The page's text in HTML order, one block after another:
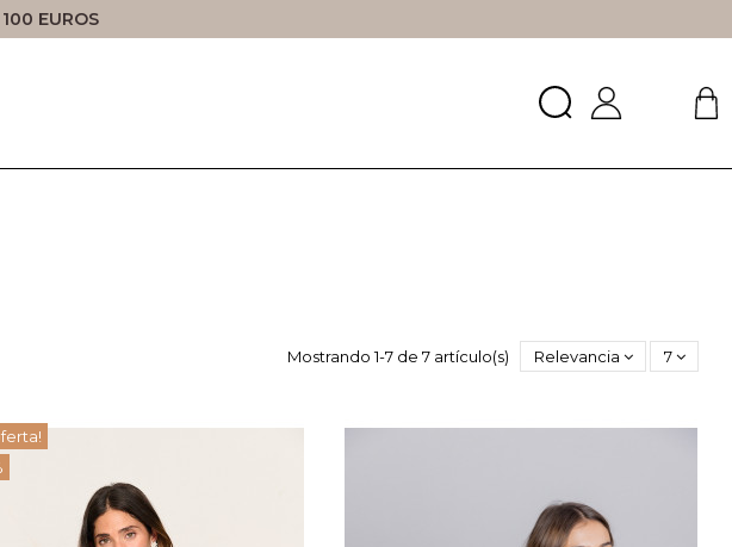
EUROS
Mostrando 1-7 de 7 artículo(s) Relevancia 7